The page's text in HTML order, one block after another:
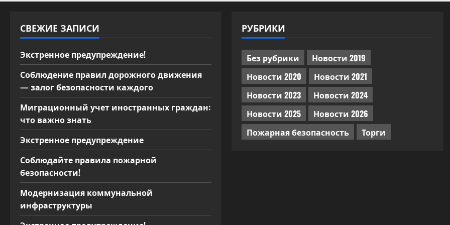
СВЕЖИЕ ЗАПИСИ
Экстренное предупреждение!
Соблюдение правил дорожного движения
— залог безопасности каждого
Миграционный учет иностранных граждан:
что важно знать
Экстренное предупреждение
Соблюдайте правила пожарной
безопасности!
Модернизация коммунальной
инфраструктуры
РУБРИКИ
Без рубрики
Новости 2019
Новости 2020
Новости 2021
Новости 2023
Новости 2024
Новости 2025
Новости 2026
Пожарная безопасность
Торги